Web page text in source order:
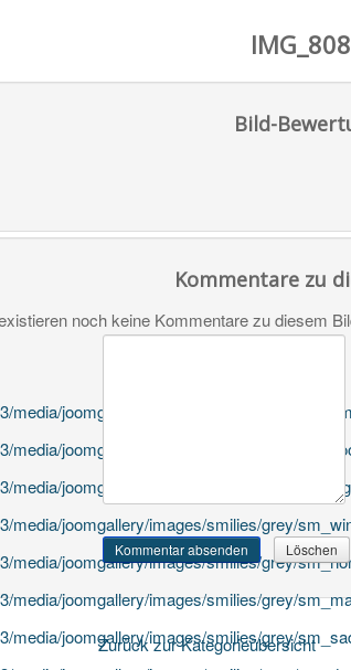
Bild-
Kommentare zu
noch keine Kommentare zu diesem
Zurück zur Kategorieübersicht